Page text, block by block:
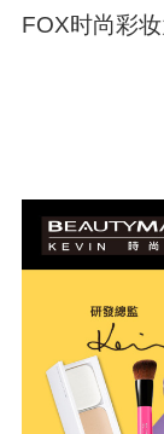
FOX时尚彩